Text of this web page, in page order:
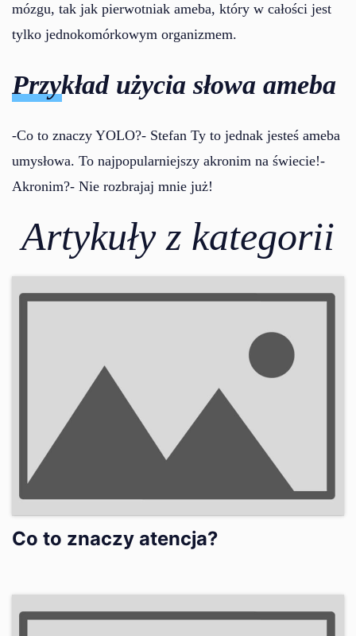
mózgu, tak jak pierwotniak ameba, który w całości jest
tylko jednokomórkowym organizmem.
Przykład użycia słowa ameba
-Co to znaczy YOLO?- Stefan Ty to jednak jesteś ameba
umysłowa. To najpopularniejszy akronim na świecie!-
Akronim?- Nie rozbrajaj mnie już!
Artykuły z kategorii
Co to znaczy atencja?